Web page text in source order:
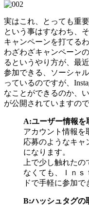
実はこれ、とっても重
という事はすなわち、
キャンペーンを打てるわ
わざわざキャンペーン
るというやり方が、最
参加できる、ソーシャ
っているのですが、
なことができるのか、
が公開されていますの
A:ユーザー情報を
アカウント情報を
応募のようなキャ
になります。
上で少し触れたの
なくても、Ｉｎｓ
ドで手軽に参加で
B:ハッシュタグの